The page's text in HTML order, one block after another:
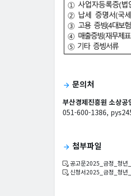
arrow_forward 문의처
부산경제진흥원 소상공
051-600-1386,
arrow_forward 첨부파일
공고문2025_금정_청년
신청서2025_금정_청년